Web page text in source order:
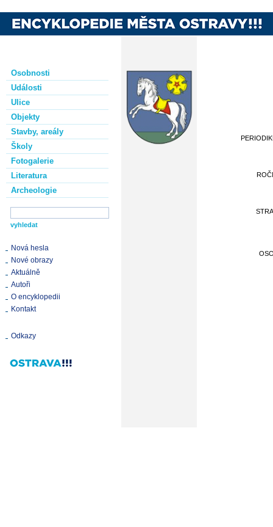
Osobnosti
Události
Ulice
Objekty
Stavby, areály
Školy
Fotogalerie
Literatura
Archeologie
Nová hesla
Nové obrazy
Aktuálně
Autoři
O encyklopedii
Kontakt
Odkazy